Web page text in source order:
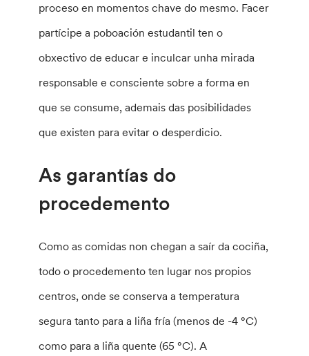
proceso en momentos chave do mesmo. Facer
partícipe a poboación estudantil ten o
obxectivo de educar e inculcar unha mirada
responsable e consciente sobre a forma en
que se consume, ademais das posibilidades
que existen para evitar o desperdicio.
As garantías do
procedemento
Como as comidas non chegan a saír da cociña,
todo o procedemento ten lugar nos propios
centros, onde se conserva a temperatura
segura tanto para a liña fría (menos de -4 °C)
como para a liña quente (65 °C). A